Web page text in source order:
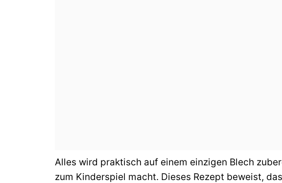
Alles wird praktisch auf einem einzigen Blech
zum Kinderspiel macht. Dieses Rezept beweist,